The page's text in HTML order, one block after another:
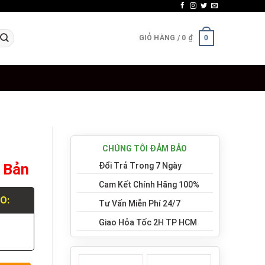
GIỎ HÀNG / 0 ₫ 0
CHÚNG TÔI ĐẢM BẢO
Đổi Trả Trong 7 Ngày
Cam Kết Chính Hãng 100%
Tư Vấn Miễn Phí 24/7
Giao Hỏa Tốc 2H TP HCM